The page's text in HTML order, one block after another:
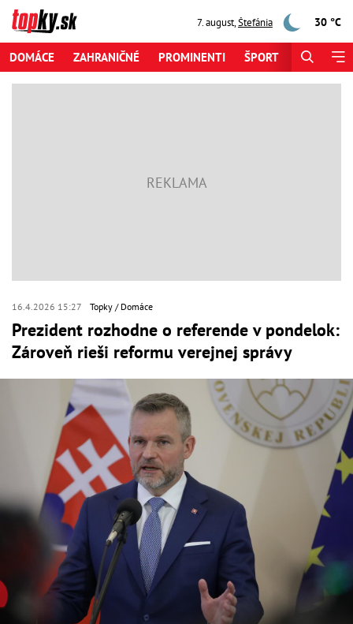
7. august,Štefánia 30 °C
DOMÁCE ZAHRANIČNÉ PROMINENTI ŠPORT
16.4.2026 15:27 Topky Domáce
Prezident rozhodne o referende v pondelok:
Zároveň rieši reformu verejnej správy